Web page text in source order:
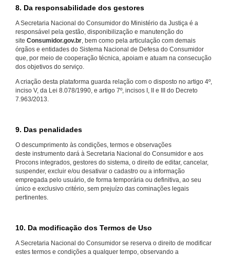
8. Da responsabilidade dos gestores
A Secretaria Nacional do Consumidor do Ministério da Justiça é a
responsável pela gestão, disponibilização e manutenção do
site Consumidor.gov.br, bem como pela articulação com demais
órgãos e entidades do Sistema Nacional de Defesa do Consumidor
que, por meio de cooperação técnica, apoiam e atuam na consecução
dos objetivos do serviço.
A criação desta plataforma guarda relação com o disposto no artigo 4º,
inciso V, da Lei 8.078/1990, e artigo 7º, incisos I, II e III do Decreto
7.963/2013.
9. Das penalidades
O descumprimento às condições, termos e observações
deste instrumento dará à Secretaria Nacional do Consumidor e aos
Procons integrados, gestores do sistema, o direito de editar, cancelar,
suspender, excluir e/ou desativar o cadastro ou a informação
empregada pelo usuário, de forma temporária ou definitiva, ao seu
único e exclusivo critério, sem prejuízo das cominações legais
pertinentes.
10. Da modificação dos Termos de Uso
A Secretaria Nacional do Consumidor se reserva o direito de modificar
estes termos e condições a qualquer tempo, observando a